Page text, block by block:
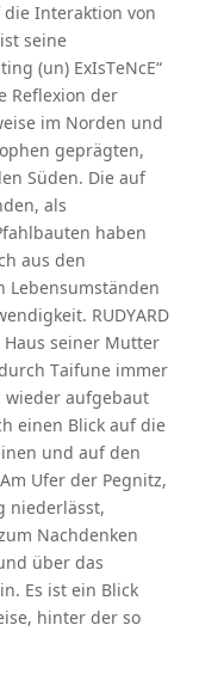
Interaktion von
seine
(un) ExIsTeNcE“
Reflexion der
im Norden und
geprägten,
Süden. Die auf
als
haben
aus den
Lebensumständen
RUDYARD
Haus seiner Mutter
Taifune immer
aufgebaut
einen Blick auf die
und auf den
Ufer der Pegnitz,
niederlässt,
Nachdenken
über das
Es ist ein Blick
hinter der so